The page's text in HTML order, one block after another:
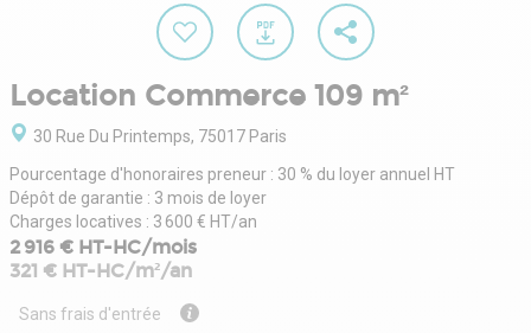
Location Commerce 109 m²
30 Rue Du Printemps, 75017 Paris
Pourcentage d'honoraires preneur : 30 % du loyer annuel HT
Dépôt de garantie : 3 mois de loyer
Charges locatives : 3 600 € HT/an
2 916 € HT-HC/mois
321 € HT-HC/m²/an
Sans frais d'entrée